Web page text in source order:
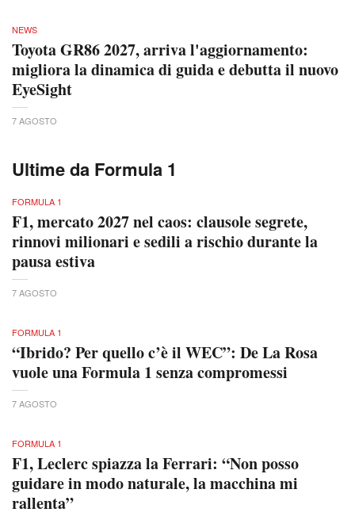
NEWS
Toyota GR86 2027, arriva l'aggiornamento:
migliora la dinamica di guida e debutta il nuovo
EyeSight
7 AGOSTO
Ultime da Formula 1
FORMULA 1
F1, mercato 2027 nel caos: clausole segrete,
rinnovi milionari e sedili a rischio durante la
pausa estiva
7 AGOSTO
FORMULA 1
“Ibrido? Per quello c’è il WEC”: De La Rosa
vuole una Formula 1 senza compromessi
7 AGOSTO
FORMULA 1
F1, Leclerc spiazza la Ferrari: “Non posso
guidare in modo naturale, la macchina mi
rallenta”